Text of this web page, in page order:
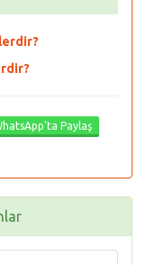
Paylaş